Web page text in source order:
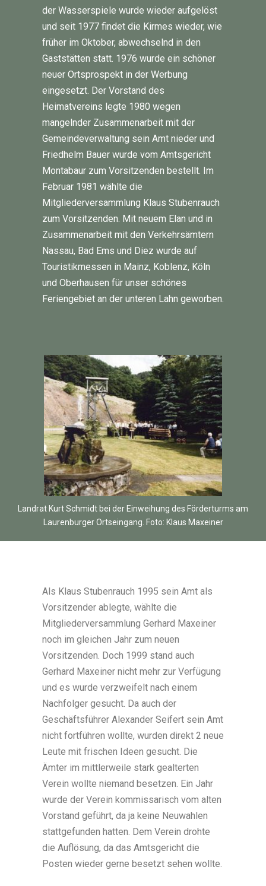
der Wasserspiele wurde wieder aufgelöst
und seit 1977 findet die Kirmes wieder, wie
früher im Oktober, abwechselnd in den
Gaststätten statt. 1976 wurde ein schöner
neuer Ortsprospekt in der Werbung
eingesetzt. Der Vorstand des
Heimatvereins legte 1980 wegen
mangelnder Zusammenarbeit mit der
Gemeindeverwaltung sein Amt nieder und
Friedhelm Bauer wurde vom Amtsgericht
Montabaur zum Vorsitzenden bestellt. Im
Februar 1981 wählte die
Mitgliederversammlung Klaus Stubenrauch
zum Vorsitzenden. Mit neuem Elan und in
Zusammenarbeit mit den Verkehrsämtern
Nassau, Bad Ems und Diez wurde auf
Touristikmessen in Mainz, Koblenz, Köln
und Oberhausen für unser schönes
Feriengebiet an der unteren Lahn geworben.
Landrat Kurt Schmidt bei der Einweihung des Förderturms am
Laurenburger Ortseingang. Foto: Klaus Maxeiner
Als Klaus Stubenrauch 1995 sein Amt als
Vorsitzender ablegte, wählte die
Mitgliederversammlung Gerhard Maxeiner
noch im gleichen Jahr zum neuen
Vorsitzenden. Doch 1999 stand auch
Gerhard Maxeiner nicht mehr zur Verfügung
und es wurde verzweifelt nach einem
Nachfolger gesucht. Da auch der
Geschäftsführer Alexander Seifert sein Amt
nicht fortführen wollte, wurden direkt 2 neue
Leute mit frischen Ideen gesucht. Die
Ämter im mittlerweile stark gealterten
Verein wollte niemand besetzen. Ein Jahr
wurde der Verein kommissarisch vom alten
Vorstand geführt, da ja keine Neuwahlen
stattgefunden hatten. Dem Verein drohte
die Auflösung, da das Amtsgericht die
Posten wieder gerne besetzt sehen wollte.